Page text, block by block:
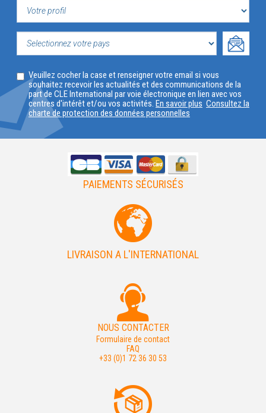
VOTRE
PROFIL
VOTRE
PAYS
Veuillez cocher la case et renseigner votre email si vous
souhaitez recevoir les actualités et des communications de la
part de CLE International par voie électronique en lien avec vos
centres d'intérêt et/ou vos activités. En savoir plus Consultez la
charte de protection des données personnelles
PAIEMENTS SÉCURISÉS
LIVRAISON A L'INTERNATIONAL
NOUS CONTACTER
Formulaire de contact
FAQ
+33 (0)1 72 36 30 53